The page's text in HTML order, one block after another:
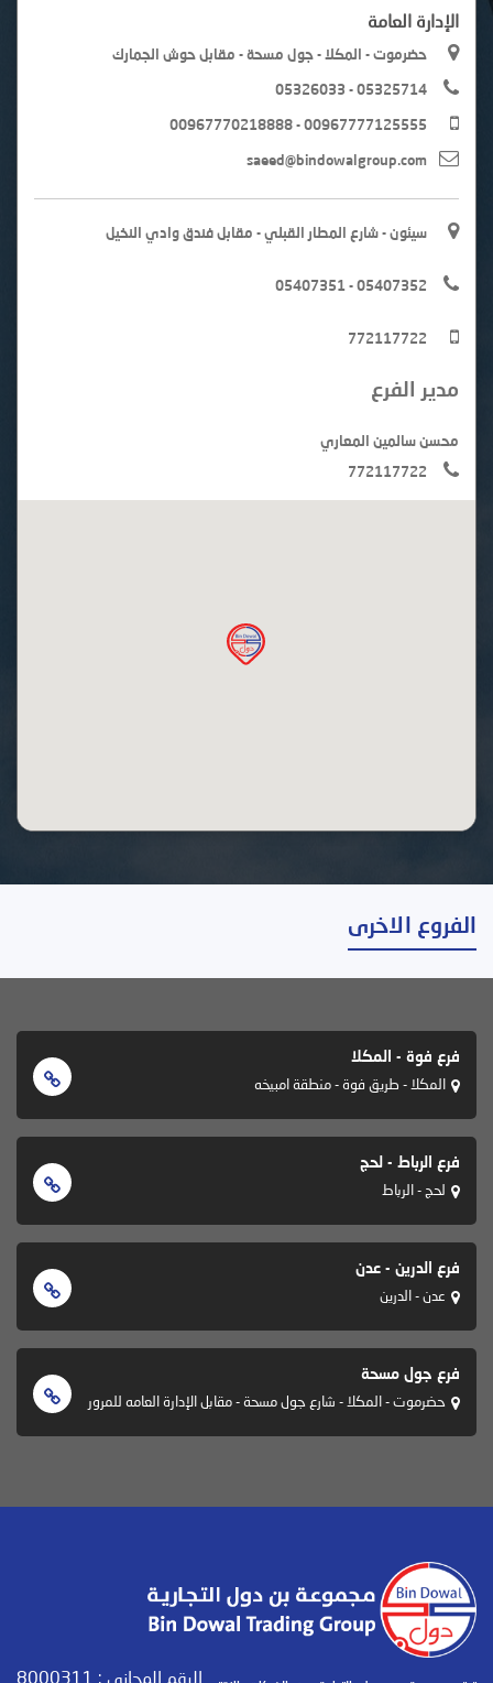
الإدارة العامة
حضرموت - المكلا - جول مسحة - مقابل حوش الجمارك
05326033 - 05325714
00967770218888 - 00967777125555
saeed@bindowalgroup.com
سيئون - شارع المطار القبلي - مقابل فندق وادي النخيل
05407351 - 05407352
772117722
مدير الفرع
محسن سالمين المعاري
772117722
الفروع الاخرى
فرع فوة - المكلا
المكلا - طريق فوة - منطقة امبيخه
فرع الرباط - لحج
لحج - الرباط
فرع الدرين - عدن
عدن - الدرين
فرع جول مسحة
حضرموت - المكلا - شارع جول مسحة - مقابل الإدارة العامه للمرور
الرقم المجاني : 8000311